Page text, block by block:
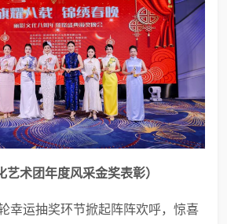
艺术团年度风采金奖表彰）
幸运抽奖环节掀起阵阵欢呼，惊喜